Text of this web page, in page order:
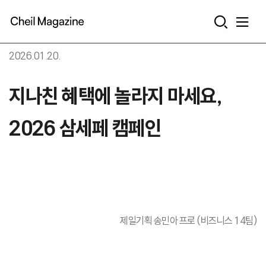
2026.01.20.
지나친 혜택에 놀라지 마세요,
2026 삼세페 캠페인
제일기획 송민아 프로 (비즈니스 14팀)